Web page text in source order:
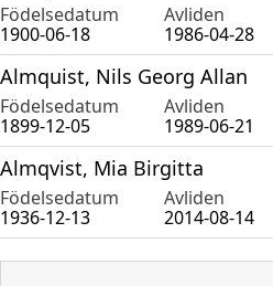
Födelsedatum Avliden
1900-06-18
1986-04-28
Almquist, Nils Georg Allan
Födelsedatum Avliden
1899-12-05
1989-06-21
Almqvist, Mia Birgitta
Födelsedatum Avliden
1936-12-13
2014-08-14